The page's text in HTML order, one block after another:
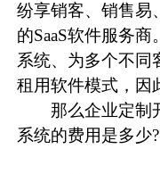
纷享销客、销售易
的SaaS软件服务
系统、为多个不同
租用软件模式，因
那么企业定制开
系统的费用是多少?